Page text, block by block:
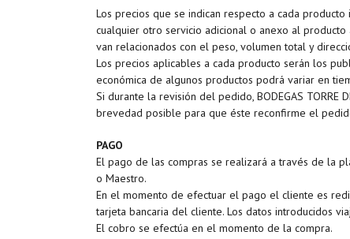
Los precios que se indican respecto a cada
cualquier otro servicio adicional o anexo al
van relacionados con el peso, volumen total y
Los precios aplicables a cada producto serán los
económica de algunos productos podrá variar en
Si durante la revisión del pedido, BODEGAS
brevedad posible para que éste reconfirme el
PAGO
El pago de las compras se realizará a través de la
o Maestro.
En el momento de efectuar el pago el cliente es
tarjeta bancaria del cliente. Los datos introducidos
El cobro se efectúa en el momento de la compra.